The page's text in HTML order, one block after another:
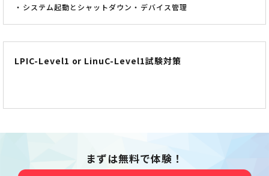
システム起動とシャットダウン
デバイス管理
LPIC-Level1 or LinuC-Level1試験対策
まずは無料で体験！